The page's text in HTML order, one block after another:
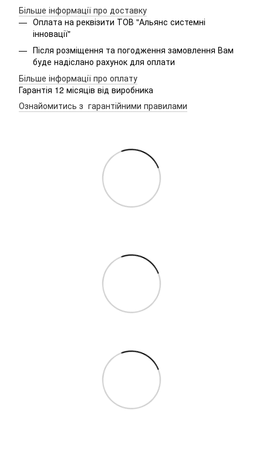
Більше інформації про доставку
Оплата на реквізити ТОВ "Альянс системні
інновації"
Після розміщення та погодження замовлення Вам
буде надіслано рахунок для оплати
Більше інформації про оплату
Гарантія 12 місяців від виробника
Ознайомитись з гарантійними правилами